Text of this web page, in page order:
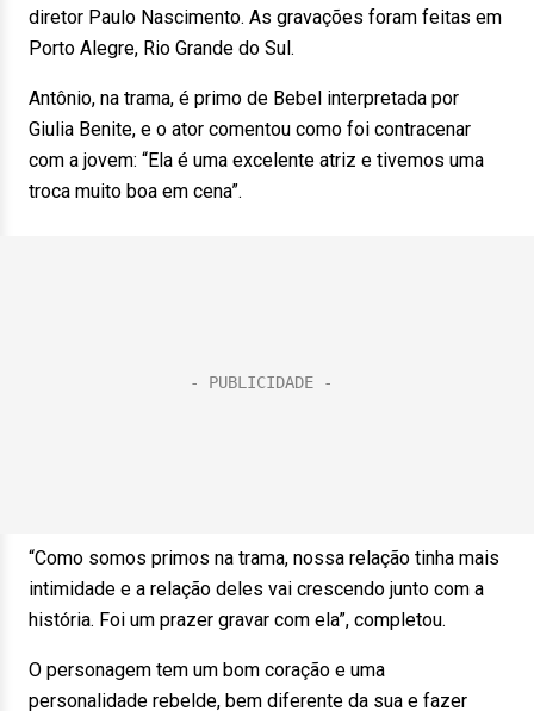
diretor Paulo Nascimento. As gravações foram feitas em
Porto Alegre, Rio Grande do Sul.
Antônio, na trama, é primo de Bebel interpretada por
Giulia Benite, e o ator comentou como foi contracenar
com a jovem: “Ela é uma excelente atriz e tivemos uma
troca muito boa em cena”.
“Como somos primos na trama, nossa relação tinha mais
intimidade e a relação deles vai crescendo junto com a
história. Foi um prazer gravar com ela”, completou.
O personagem tem um bom coração e uma
personalidade rebelde, bem diferente da sua e fazer